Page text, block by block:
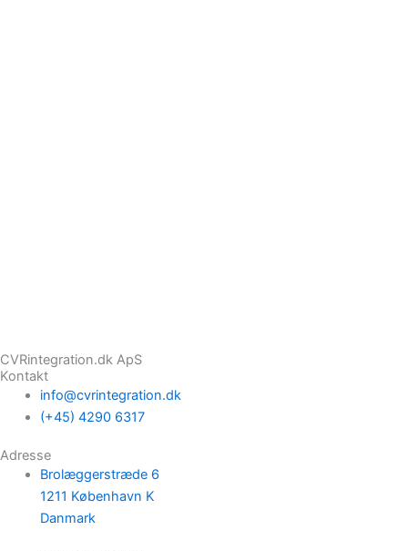
CVRintegration.dk ApS
Kontakt
info@cvrintegration.dk
(+45) 4290 6317
Adresse
Brolæggerstræde 6
1211 København K
Danmark